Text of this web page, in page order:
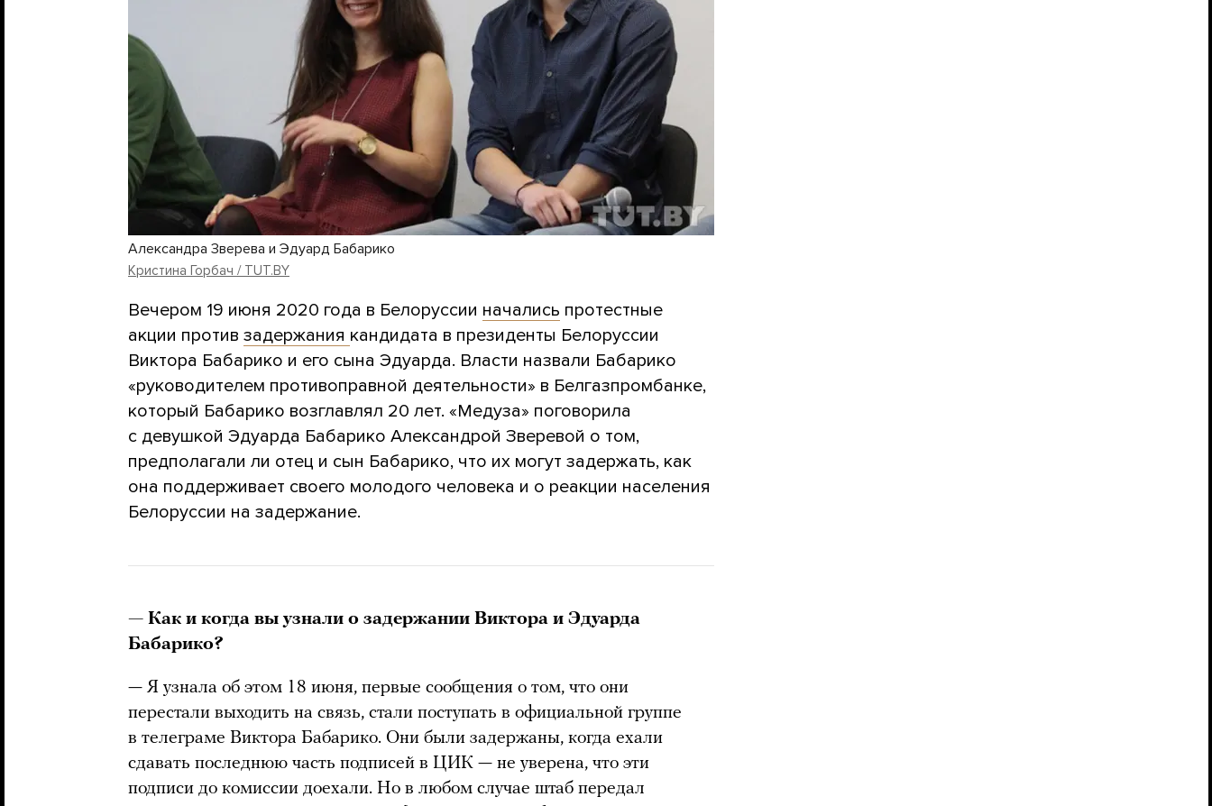
Александра Зверева и Эдуард Бабарико
Кристина Горбач / TUT.BY
Вечером 19 июня 2020 года в Белоруссии начались протестные
акции против задержания кандидата в президенты Белоруссии
Виктора Бабарико и его сына Эдуарда. Власти назвали Бабарико
«руководителем противоправной деятельности» в Белгазпромбанке,
который Бабарико возглавлял 20 лет. «Медуза» поговорила
с девушкой Эдуарда Бабарико Александрой Зверевой о том,
предполагали ли отец и сын Бабарико, что их могут задержать, как
она поддерживает своего молодого человека и о реакции населения
Белоруссии на задержание.
— Как и когда вы узнали о задержании Виктора и Эдуарда
Бабарико?
— Я узнала об этом 18 июня, первые сообщения о том, что они
перестали выходить на связь, стали поступать в официальной группе
в телеграме Виктора Бабарико. Они были задержаны, когда ехали
сдавать последнюю часть подписей в ЦИК — не уверена, что эти
подписи до комиссии доехали. Но в любом случае штаб передал